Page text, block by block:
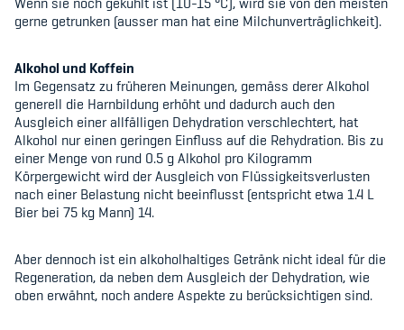
gerne getrunken (ausser man hat eine Milchunverträglichkeit).
Alkohol und Koffein
Im Gegensatz zu früheren Meinungen, gemäss derer Alkohol
generell die Harnbildung erhöht und dadurch auch den
Ausgleich einer allfälligen Dehydration verschlechtert, hat
Alkohol nur einen geringen Einfluss auf die Rehydration. Bis zu
einer Menge von rund 0.5 g Alkohol pro Kilogramm
Körpergewicht wird der Ausgleich von Flüssigkeitsverlusten
nach einer Belastung nicht beeinflusst (entspricht etwa 1.4 L
Bier bei 75 kg Mann) 14.
Aber dennoch ist ein alkoholhaltiges Getränk nicht ideal für die
Regeneration, da neben dem Ausgleich der Dehydration, wie
oben erwähnt, noch andere Aspekte zu berücksichtigen sind.